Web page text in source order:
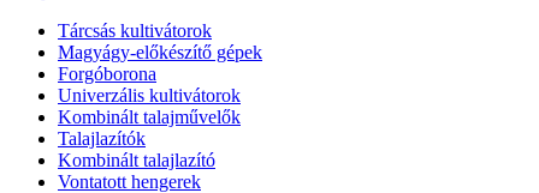
Tárcsás kultivátorok
Magyágy-előkészítő gépek
Forgóborona
Univerzális kultivátorok
Kombinált talajművelők
Talajlazítók
Kombinált talajlazító
Vontatott hengerek